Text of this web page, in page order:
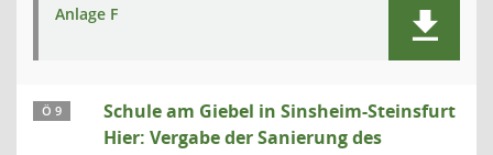
Anlage F
Ö 9
Schule am Giebel in Sinsheim-Steinsfurt
Hier: Vergabe der Sanierung des